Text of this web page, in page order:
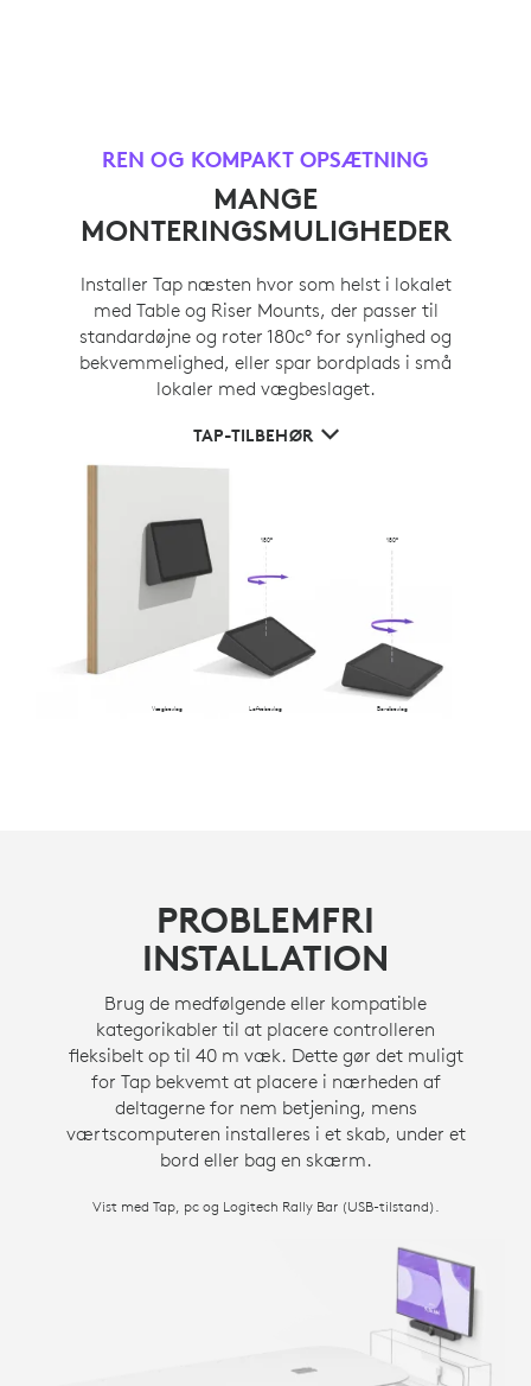
Bordbeslag
Løftebeslag
Vægbeslag
180°
180°
REN OG KOMPAKT OPSÆTNING
MANGE
MONTERINGSMULIGHEDER
Installer Tap næsten hvor som helst i lokalet
med Table og Riser Mounts, der passer til
standardøjne og roter 180c° for synlighed og
bekvemmelighed, eller spar bordplads i små
lokaler med vægbeslaget.
TAP-TILBEHØR
PROBLEMFRI
INSTALLATION
Brug de medfølgende eller kompatible
kategorikabler til at placere controlleren
fleksibelt op til 40 m væk. Dette gør det muligt
for Tap bekvemt at placere i nærheden af
deltagerne for nem betjening, mens
værtscomputeren installeres i et skab, under et
bord eller bag en skærm.
Vist med Tap, pc og Logitech Rally Bar (USB-tilstand).